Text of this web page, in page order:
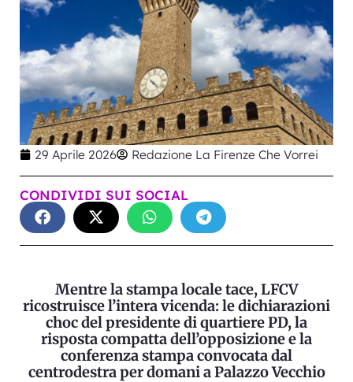
29 Aprile 2026 Redazione La Firenze Che Vorrei
CONDIVIDI SUI SOCIAL
Mentre la stampa locale tace, LFCV
ricostruisce l’intera vicenda: le dichiarazioni
choc del presidente di quartiere PD, la
risposta compatta dell’opposizione e la
conferenza stampa convocata dal
centrodestra per domani a Palazzo Vecchio